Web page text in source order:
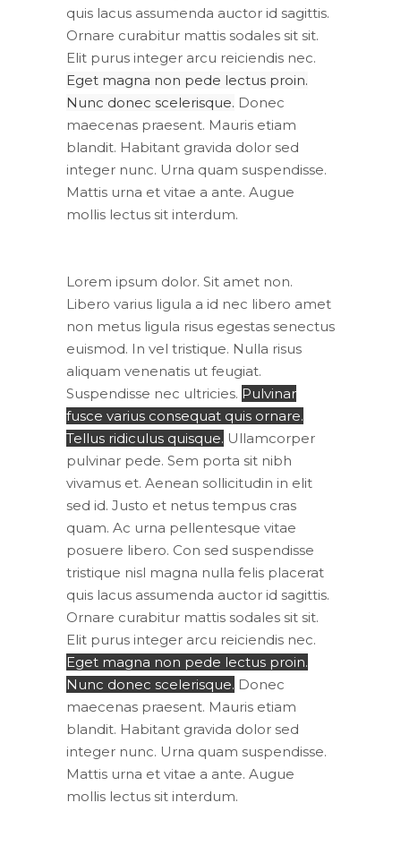
quis lacus assumenda auctor id sagittis.
Ornare curabitur mattis sodales sit sit.
Elit purus integer arcu reiciendis nec.
Eget magna non pede lectus proin.
Nunc donec scelerisque. Donec
maecenas praesent. Mauris etiam
blandit. Habitant gravida dolor sed
integer nunc. Urna quam suspendisse.
Mattis urna et vitae a ante. Augue
mollis lectus sit interdum.
Lorem ipsum dolor. Sit amet non.
Libero varius ligula a id nec libero amet
non metus ligula risus egestas senectus
euismod. In vel tristique. Nulla risus
aliquam venenatis ut feugiat.
Suspendisse nec ultricies. Pulvinar
fusce varius consequat quis ornare.
Tellus ridiculus quisque. Ullamcorper
pulvinar pede. Sem porta sit nibh
vivamus et. Aenean sollicitudin in elit
sed id. Justo et netus tempus cras
quam. Ac urna pellentesque vitae
posuere libero. Con sed suspendisse
tristique nisl magna nulla felis placerat
quis lacus assumenda auctor id sagittis.
Ornare curabitur mattis sodales sit sit.
Elit purus integer arcu reiciendis nec.
Eget magna non pede lectus proin.
Nunc donec scelerisque. Donec
maecenas praesent. Mauris etiam
blandit. Habitant gravida dolor sed
integer nunc. Urna quam suspendisse.
Mattis urna et vitae a ante. Augue
mollis lectus sit interdum.